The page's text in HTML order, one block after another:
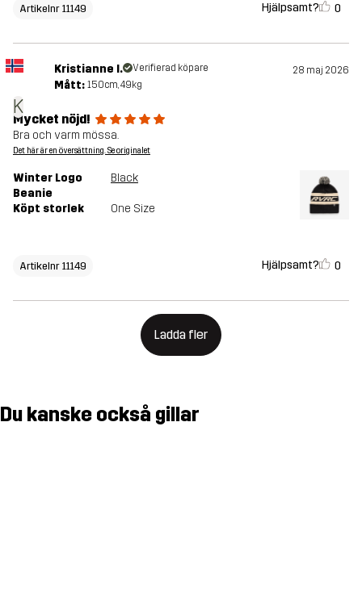
Artikelnr 11149 Hjälpsamt? 0
K
Kristianne I. Verifierad köpare 28 maj 2026
Mått: 150cm, 49kg
Mycket nöjd!
Bra och varm mössa.
Det här är en översättning. Se originalet
Winter Logo
Beanie
Black
Köpt storlek One Size
Artikelnr 11149 Hjälpsamt? 0
Ladda fler
Du kanske också gillar